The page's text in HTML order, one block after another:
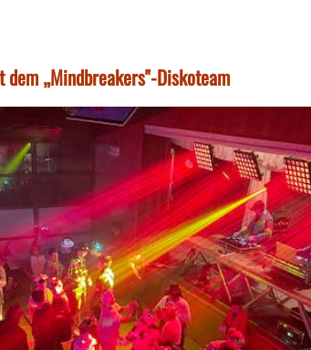
„Mindbreakers"-Diskoteam